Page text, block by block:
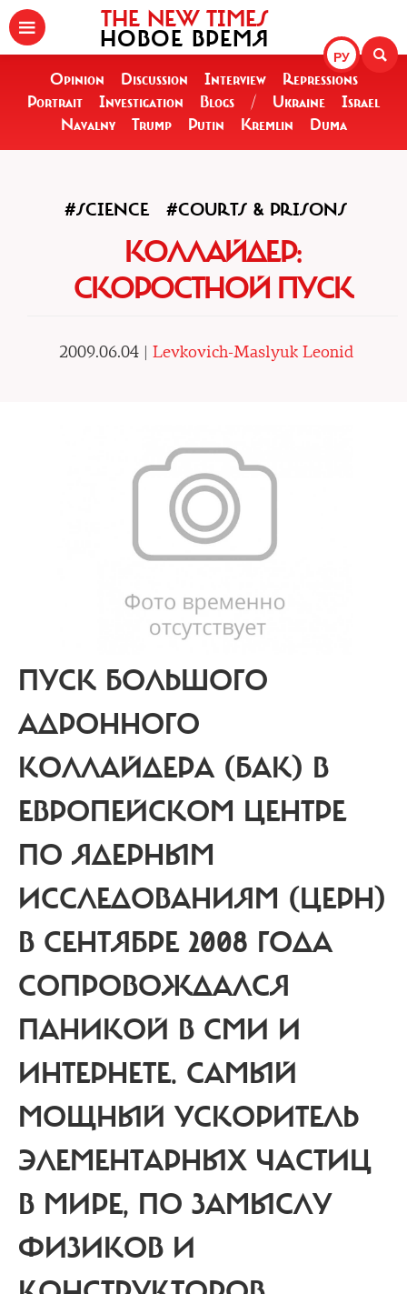
РУ
THE NEW TIMES
НОВОЕ ВРЕМЯ
Opinion Discussion Interview
Repressions
Portrait
Investigation Blogs / Ukraine
Israel
Navalny
Trump Putin Kremlin Duma
#SCIENCE #COURTS & PRISONS
КОЛЛАЙДЕР:
СКОРОСТНОЙ ПУСК
2009.06.04 | Levkovich-Maslyuk Leonid
ПУСК БОЛЬШОГО
АДРОННОГО
КОЛЛАЙДЕРА (БАК) В
ЕВРОПЕЙСКОМ ЦЕНТРЕ
ПО ЯДЕРНЫМ
ИССЛЕДОВАНИЯМ (ЦЕРН)
В СЕНТЯБРЕ 2008 ГОДА
СОПРОВОЖДАЛСЯ
ПАНИКОЙ В СМИ И
ИНТЕРНЕТЕ. САМЫЙ
МОЩНЫЙ УСКОРИТЕЛЬ
ЭЛЕМЕНТАРНЫХ ЧАСТИЦ
В МИРЕ, ПО ЗАМЫСЛУ
ФИЗИКОВ И